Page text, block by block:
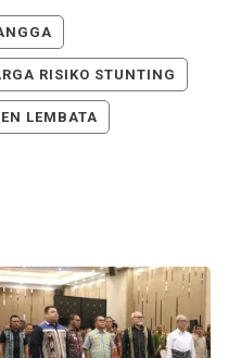
RISIKO STUNTING
LEMBATA